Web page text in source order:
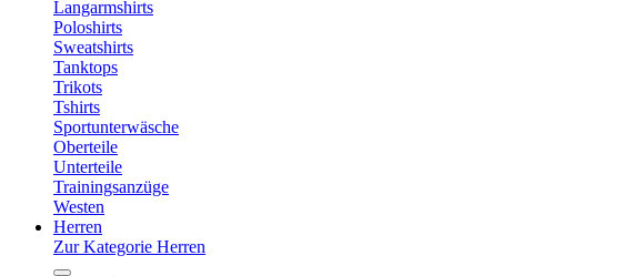
Langarmshirts
Poloshirts
Sweatshirts
Tanktops
Trikots
Tshirts
Sportunterwäsche
Oberteile
Unterteile
Trainingsanzüge
Westen
Herren
Zur Kategorie Herren